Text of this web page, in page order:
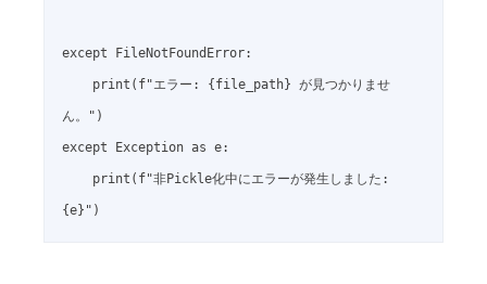
except FileNotFoundError:
ん。")
except Exception as e: